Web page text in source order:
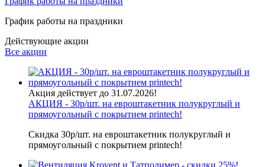
График работы на праздники
Действующие акции
Все акции
Акция действует до 31.07.2026!
АКЦИЯ - 30р/шт. на евроштакетник полукруглый и
прямоугольный с покрытием printech!
Скидка 30р/шт. на евроштакетник полукруглый и
прямоугольный с покрытием printech!